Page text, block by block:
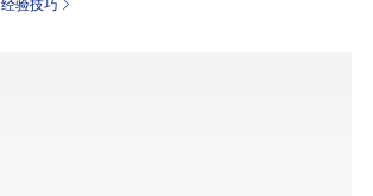
经验技巧